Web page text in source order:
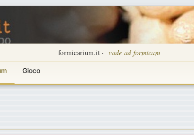
formicarium.it · vade ad formicam
Gioco